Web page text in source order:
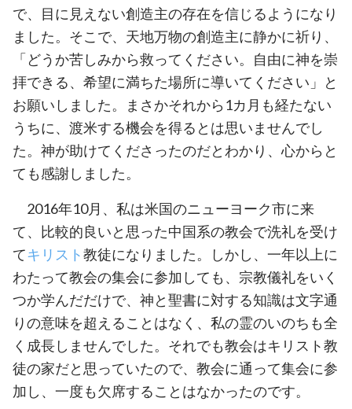
で、目に見えない創造主の存在を信じるようになり
ました。そこで、天地万物の創造主に静かに祈り、
「どうか苦しみから救ってください。自由に神を崇
拝できる、希望に満ちた場所に導いてください」と
お願いしました。まさかそれから1カ月も経たない
うちに、渡米する機会を得るとは思いませんでし
た。神が助けてくださったのだとわかり、心からと
ても感謝しました。
2016年10月、私は米国のニューヨーク市に来
て、比較的良いと思った中国系の教会で洗礼を受け
てキリスト教徒になりました。しかし、一年以上に
わたって教会の集会に参加しても、宗教儀礼をいく
つか学んだだけで、神と聖書に対する知識は文字通
りの意味を超えることはなく、私の霊のいのちも全
く成長しませんでした。それでも教会はキリスト教
徒の家だと思っていたので、教会に通って集会に参
加し、一度も欠席することはなかったのです。